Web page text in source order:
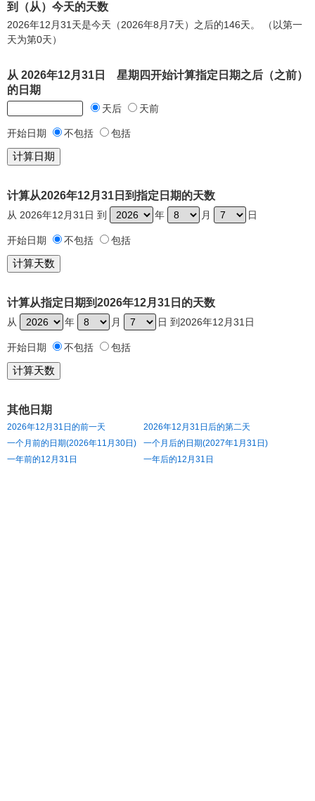
到（从）今天的天数
2026年12月31天是今天（2026年8月7天）之后的146天。 （以第一
天为第0天）
从 2026年12月31日 星期四开始计算指定日期之后（之前）
的日期
天后 天前
开始日期 不包括 包括
计算从2026年12月31日到指定日期的天数
从 2026年12月31日 到 年 月 日
开始日期 不包括 包括
计算从指定日期到2026年12月31日的天数
从 年 月 日 到2026年12月31日
开始日期 不包括 包括
其他日期
2026年12月31日的前一天
2026年12月31日后的第二天
一个月前的日期(2026年11月30日)
一个月后的日期(2027年1月31日)
一年前的12月31日
一年后的12月31日